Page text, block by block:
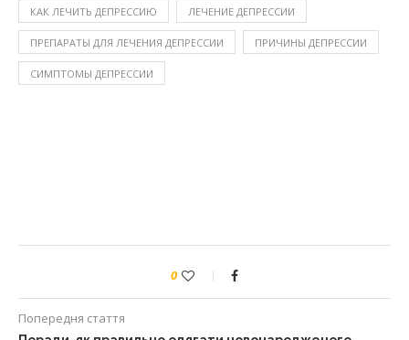
КАК ЛЕЧИТЬ ДЕПРЕССИЮ ЛЕЧЕНИЕ ДЕПРЕССИИ
ПРЕПАРАТЫ ДЛЯ ЛЕЧЕНИЯ ДЕПРЕССИИ ПРИЧИНЫ ДЕПРЕССИИ
СИМПТОМЫ ДЕПРЕССИИ
0
Попередня стаття